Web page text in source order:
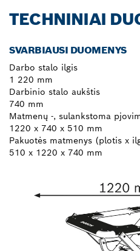
TECHNINIAI
SVARBIAUSI DUOMENYS
Darbo stalo ilgis
1 220 mm
Darbinio stalo aukštis
740 mm
Matmenų -, sulankstoma
1220 x 740 x 510 mm
Pakuotės matmenys (plotis x
510 x 1220 x 740 mm